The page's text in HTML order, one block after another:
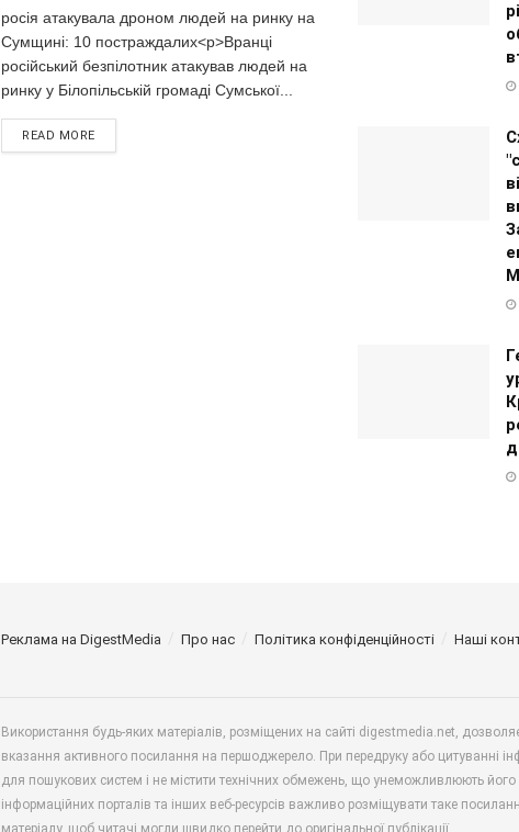
росія атакувала дроном людей на ринку на
Сумщині: 10 постраждалих<p>Вранці
російський безпілотник атакував людей на
ринку у Білопільській громаді Сумської...
READ MORE
Реклама на DigestMedia Про нас Політика конфіденційності Наші
Використання будь-яких матеріалів, розміщених на сайті digestmedia.net,
вказання активного посилання на першоджерело. При передруку або цитуванні
для пошукових систем і не містити технічних обмежень, що унеможливлюють
інформаційних порталів та інших веб-ресурсів важливо розміщувати таке